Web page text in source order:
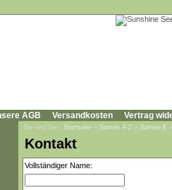
AGB Versandkosten Vertrag
Sie sind hier: Startseite » Samen A-Z » Samen E
Kontakt
Vollständiger Name: